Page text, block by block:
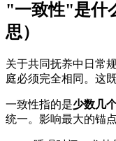
"一致性"是什
思）
关于共同抚养中日常
庭必须完全相同。这
一致性指的是少数几
统一。影响最大的锚